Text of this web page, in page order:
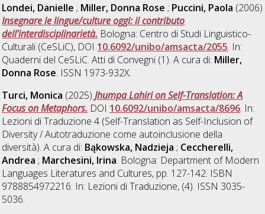
Londei, Danielle ; Miller, Donna Rose ; Puccini, Paola (2006)
Insegnare le lingue/culture oggi: il contributo
dell'interdisciplinarietà. Bologna: Centro di Studi Linguistico-
Culturali (CeSLiC), DOI 10.6092/unibo/amsacta/2055. In:
Quaderni del CeSLiC. Atti di Convegni (1). A cura di: Miller,
Donna Rose. ISSN 1973-932X.
Turci, Monica (2025)Jhumpa Lahiri on Self-Translation: A
Focus on Metaphors. DOI 10.6092/unibo/amsacta/8696. In:
Lezioni di Traduzione 4 (Self-Translation as Self-Inclusion of
Diversity / Autotraduzione come autoinclusione della
diversità). A cura di: Bąkowska, Nadzieja ; Ceccherelli,
Andrea ; Marchesini, Irina. Bologna: Department of Modern
Languages Literatures and Cultures, pp. 127-142. ISBN
9788854972216. In: Lezioni di Traduzione, (4). ISSN 3035-
5036.